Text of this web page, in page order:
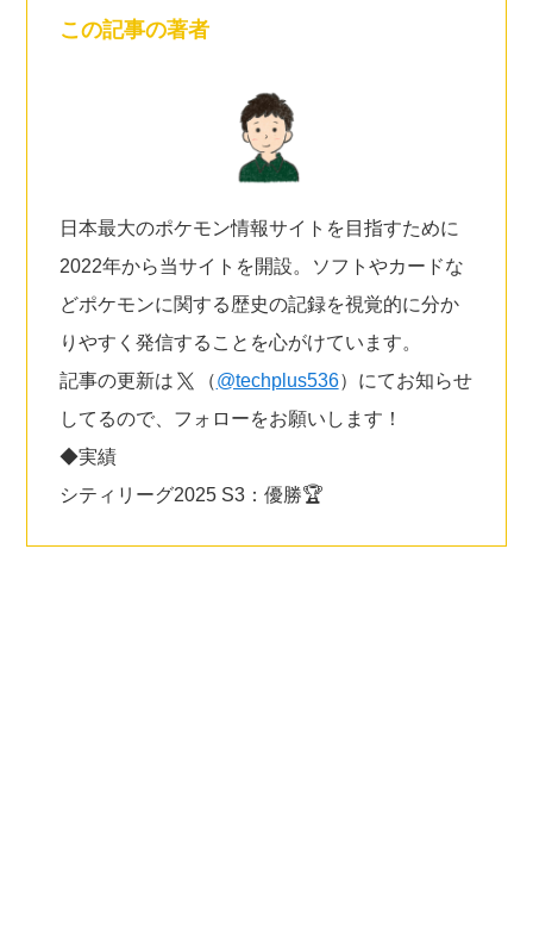
この記事の著者
日本最大のポケモン情報サイトを目指すために
2022年から当サイトを開設。ソフトやカードな
どポケモンに関する歴史の記録を視覚的に分か
りやすく発信することを心がけています。
記事の更新は
（@techplus536）にてお知らせ
してるので、フォローをお願いします！
◆実績
シティリーグ2025 S3：優勝🏆